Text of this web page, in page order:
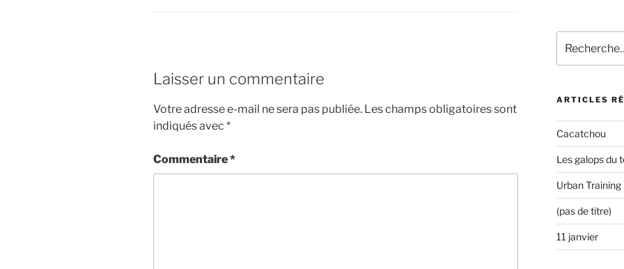
Laisser un commentaire
Votre adresse e-mail ne sera pas publiée. Les champs obligatoires sont
indiqués avec *
Commentaire*
pour
:
ARTICLES
Cacatchou
Les galops du
Urban Training
(pas de titre)
11 janvier